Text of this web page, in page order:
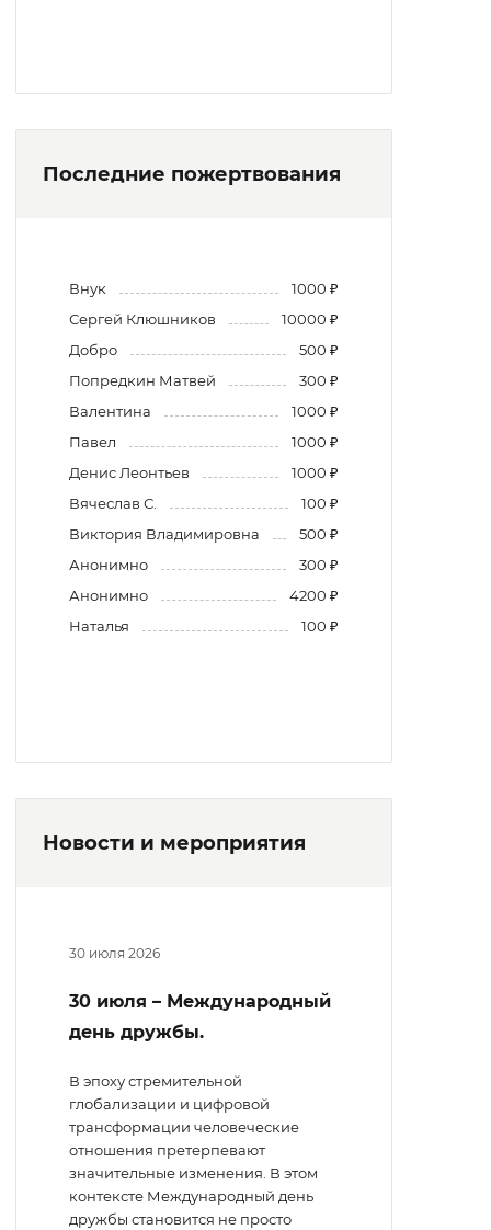
Последние пожертвования
Внук
1000 ₽
Сергей Клюшников
10000 ₽
Добро
500 ₽
Попредкин Матвей
300 ₽
Валентина
1000 ₽
Павел
1000 ₽
Денис Леонтьев
1000 ₽
Вячеслав С.
100 ₽
Виктория Владимировна
500 ₽
Анонимно
300 ₽
Анонимно
4200 ₽
Наталья
100 ₽
Новости и мероприятия
30 июля 2026
30 июля – Международный
день дружбы.
В эпоху стремительной
глобализации и цифровой
трансформации человеческие
отношения претерпевают
значительные изменения. В этом
контексте Международный день
дружбы становится не просто